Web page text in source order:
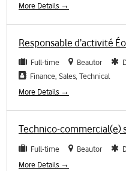
More Details
Responsable d’activité
Full-time Beautor
Finance Sales Technical
More Details
Technico-commercial(e)
Full-time Beautor
More Details